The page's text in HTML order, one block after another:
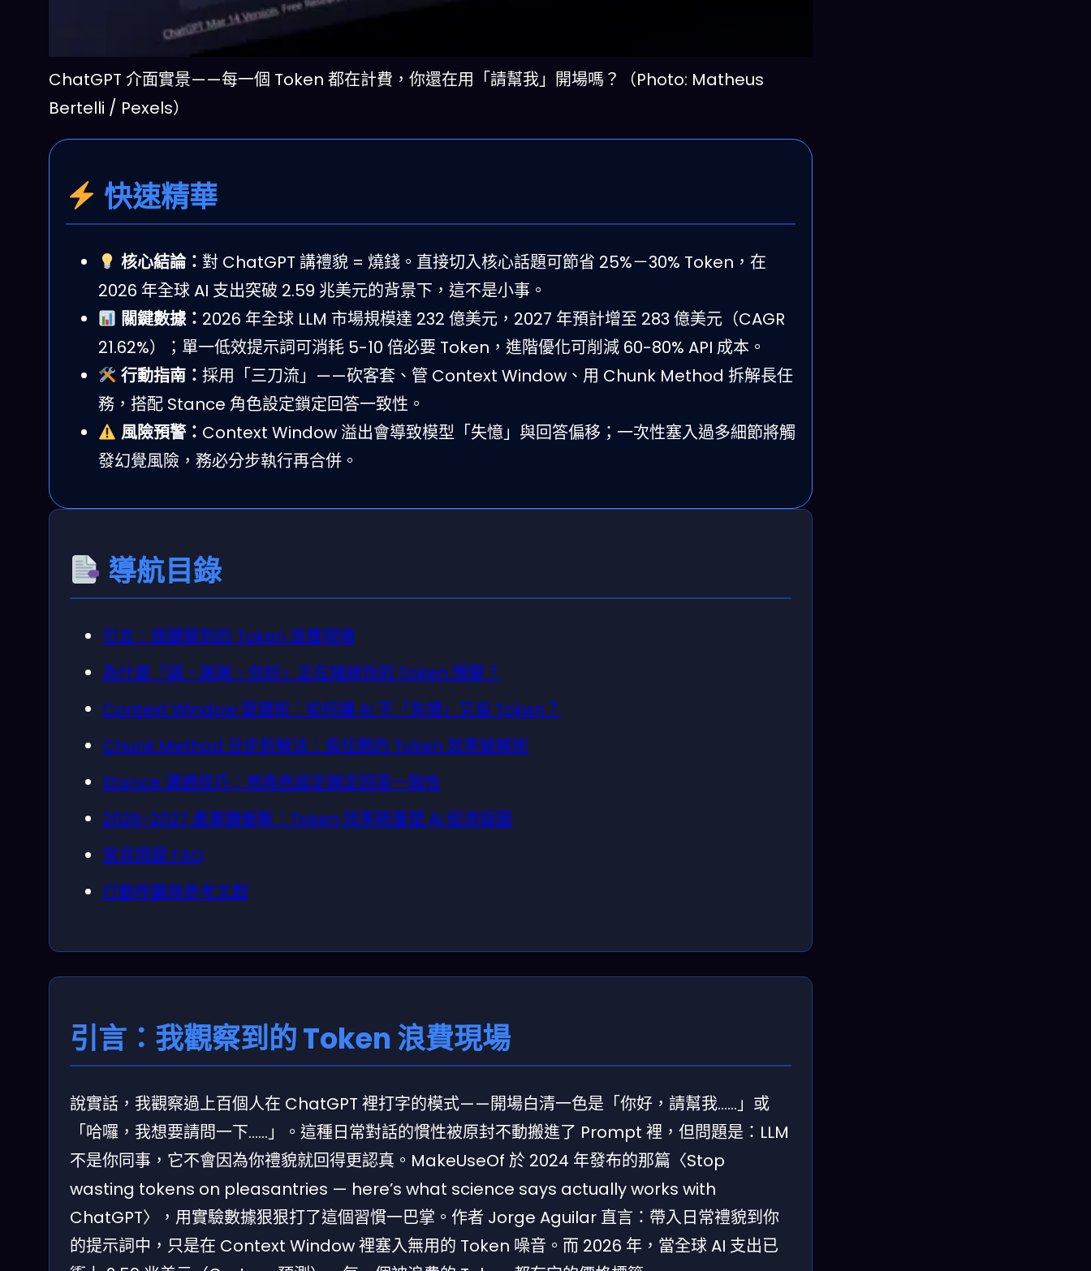
ChatGPT 介面實景——每一個 Token 都在計費，你還在用「請幫我」開場嗎？（Photo: Matheus
Bertelli / Pexels）
快速精華
核心結論： 對 ChatGPT 講禮貌 = 燒錢。直接切入核心話題可節省 25%－30% Token，在
2026 年全球 AI 支出突破 2.59 兆美元的背景下，這不是小事。
關鍵數據： 2026 年全球 LLM 市場規模達 232 億美元，2027 年預計增至 283 億美元（CAGR
21.62%）；單一低效提示詞可消耗 5-10 倍必要 Token，進階優化可削減 60-80% API 成本。
行動指南： 採用「三刀流」——砍客套、管 Context Window、用 Chunk Method 拆解長任
務，搭配 Stance 角色設定鎖定回答一致性。
風險預警： Context Window 溢出會導致模型「失憶」與回答偏移；一次性塞入過多細節將觸
發幻覺風險，務必分步執行再合併。
導航目錄
引言：我觀察到的 Token 浪費現場
為什麼「請、謝謝、你好」正在燒掉你的 Token 預算？
Context Window 管理術：如何讓 AI 不「失憶」又省 Token？
Chunk Method 分步拆解法：長任務的 Token 效率破解術
Stance 溝通技巧：用角色設定鎖定回答一致性
2026-2027 產業鏈衝擊：Token 效率將重塑 AI 經濟版圖
常見問題 FAQ
行動呼籲與參考文獻
引言：我觀察到的 Token 浪費現場
說實話，我觀察過上百個人在 ChatGPT 裡打字的模式——開場白清一色是「你好，請幫我……」或
「哈囉，我想要請問一下……」。這種日常對話的慣性被原封不動搬進了 Prompt 裡，但問題是：LLM
不是你同事，它不會因為你禮貌就回得更認真。MakeUseOf 於 2024 年發布的那篇〈Stop
wasting tokens on pleasantries — here’s what science says actually works with
ChatGPT〉，用實驗數據狠狠打了這個習慣一巴掌。作者 Jorge Aguilar 直言：帶入日常禮貌到你
的提示詞中，只是在 Context Window 裡塞入無用的 Token 噪音。而 2026 年，當全球 AI 支出已